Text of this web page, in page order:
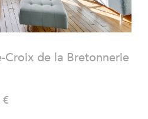
Croix de la Bretonnerie
€